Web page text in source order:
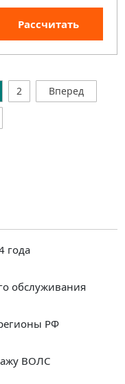
года
обслуживания
РФ
ВОЛС
Рассчитать
2 Вперед